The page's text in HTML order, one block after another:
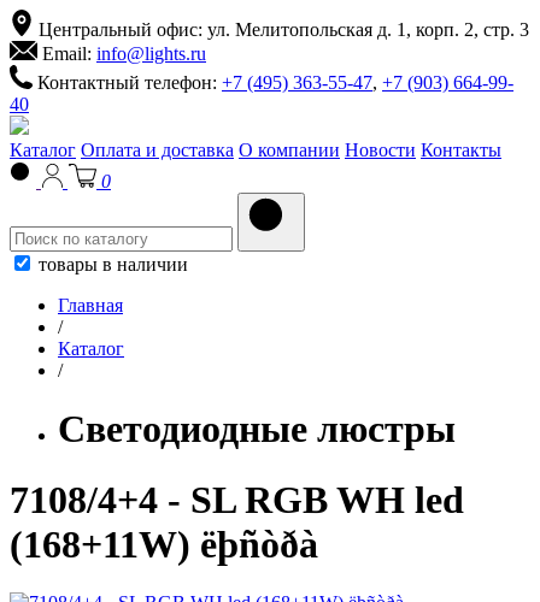
Центральный офис: ул. Мелитопольская д. 1, корп. 2, стр. 3
Email: info@lights.ru
Контактный телефон: +7 (495) 363-55-47, +7 (903) 664-99-
40
Каталог Оплата и доставка О компании Новости Контакты
0
товары в наличии
Главная
/
Каталог
/
Светодиодные люстры
7108/4+4 - SL RGB WH led
(168+11W) ëþñòðà